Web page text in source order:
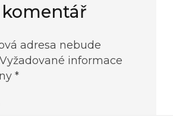
adresa nebude
Vyžadované informace
*